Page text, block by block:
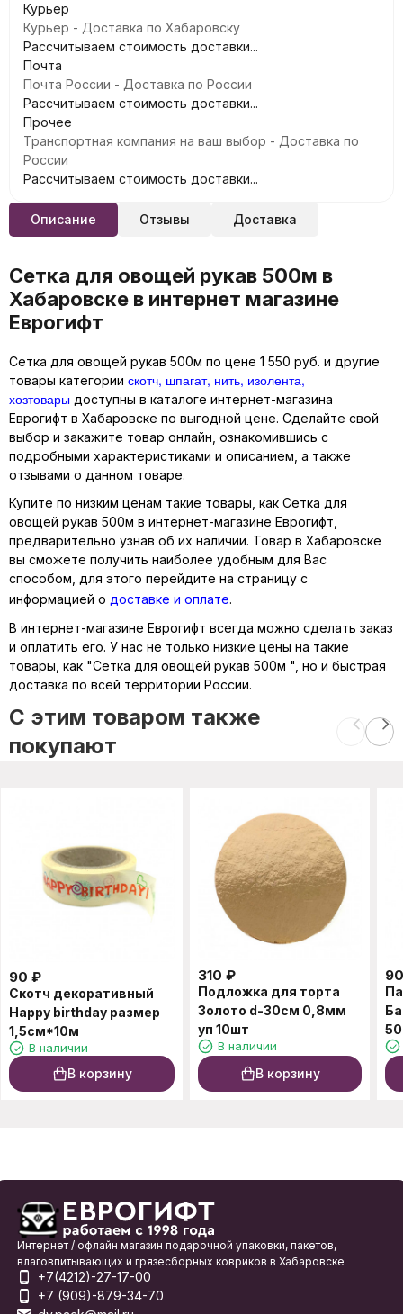
Курьер
Курьер - Доставка по Хабаровску
Рассчитываем стоимость доставки...
Почта
Почта России - Доставка по России
Рассчитываем стоимость доставки...
Прочее
Транспортная компания на ваш выбор - Доставка по
России
Рассчитываем стоимость доставки...
Описание Отзывы Доставка
Сетка для овощей рукав 500м в
Хабаровске в интернет магазине
Еврогифт
Сетка для овощей рукав 500м по цене 1 550 руб. и другие
товары категории скотч, шпагат, нить, изолента,
хозтовары доступны в каталоге интернет-магазина
Еврогифт в Хабаровске по выгодной цене. Сделайте свой
выбор и закажите товар онлайн, ознакомившись с
подробными характеристиками и описанием, а также
отзывами о данном товаре.
Купите по низким ценам такие товары, как Сетка для
овощей рукав 500м в интернет-магазине Еврогифт,
предварительно узнав об их наличии. Товар в Хабаровске
вы сможете получить наиболее удобным для Вас
способом, для этого перейдите на страницу с
информацией о доставке и оплате.
В интернет-магазине Еврогифт всегда можно сделать заказ
и оплатить его. У нас не только низкие цены на такие
товары, как "Сетка для овощей рукав 500м ", но и быстрая
доставка по всей территории России.
C этим товаром также
покупают
90 ₽
Скотч декоративный
Happy birthday размер
1,5см*10м
В наличии
В корзину
310 ₽
Подложка для торта
Золото d-30см 0,8мм
уп 10шт
В наличии
В корзину
Интернет / офлайн магазин подарочной упаковки, пакетов,
влаговпитывающих и грязесборных ковриков в Хабаровске
+7(4212)-27-17-00
+7 (909)-879-34-70